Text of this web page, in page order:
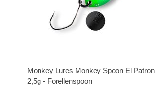
Monkey Lures Monkey Spoon El Patron
2,5g - Forellenspoon